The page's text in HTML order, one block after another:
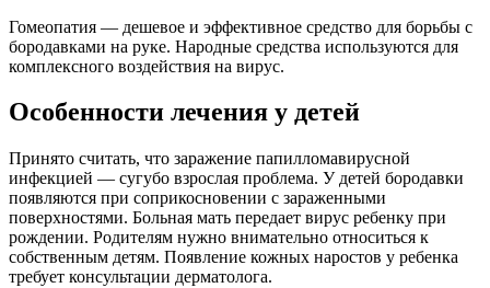
Гомеопатия — дешевое и эффективное средство для борьбы с
бородавками на руке. Народные средства используются для
комплексного воздействия на вирус.
Особенности лечения у детей
Принято считать, что заражение папилломавирусной
инфекцией — сугубо взрослая проблема. У детей бородавки
появляются при соприкосновении с зараженными
поверхностями. Больная мать передает вирус ребенку при
рождении. Родителям нужно внимательно относиться к
собственным детям. Появление кожных наростов у ребенка
требует консультации дерматолога.